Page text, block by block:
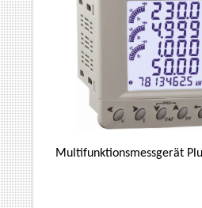
Multifunktionsmessgerät